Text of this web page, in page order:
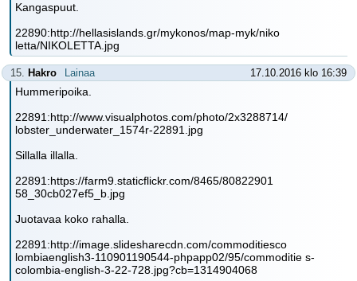
Kangaspuut.
22890:http://hellasislands.gr/mykonos/map-myk/niko
letta/NIKOLETTA.jpg
15. Hakro Lainaa 17.10.2016 klo 16:39
Hummeripoika.
22891:http://www.visualphotos.com/photo/2x3288714/
lobster_underwater_1574r-22891.jpg
Sillalla illalla.
22891:https://farm9.staticflickr.com/8465/80822901
58_30cb027ef5_b.jpg
Juotavaa koko rahalla.
22891:http://image.slidesharecdn.com/commoditiesco
lombiaenglish3-110901190544-phpapp02/95/commoditie s-
colombia-english-3-22-728.jpg?cb=1314904068